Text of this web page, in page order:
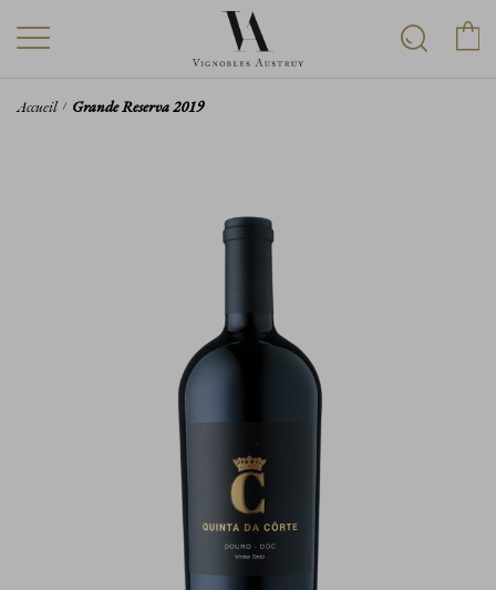
Accueil Grande Reserva 2019